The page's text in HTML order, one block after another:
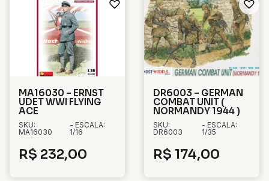
MA16030 – ERNST
UDET WWI FLYING
ACE
SKU:
MA16030
- ESCALA:
1/16
R$ 232,00
DR6003 – GERMAN
COMBAT UNIT (
NORMANDY 1944 )
SKU:
DR6003
- ESCALA:
1/35
R$ 174,00